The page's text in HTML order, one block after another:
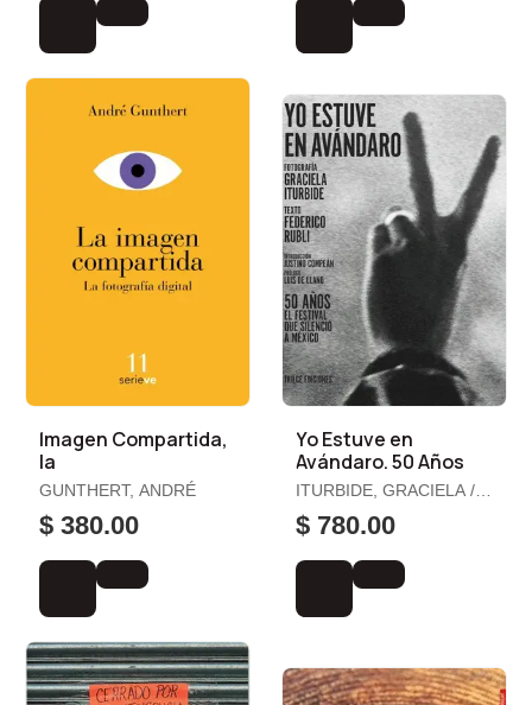
Imagen Compartida,
la
GUNTHERT, ANDRÉ
$ 380.00
Yo Estuve en
Avándaro. 50 Años
ITURBIDE, GRACIELA /
RUBLI, FEDERICO
$ 780.00